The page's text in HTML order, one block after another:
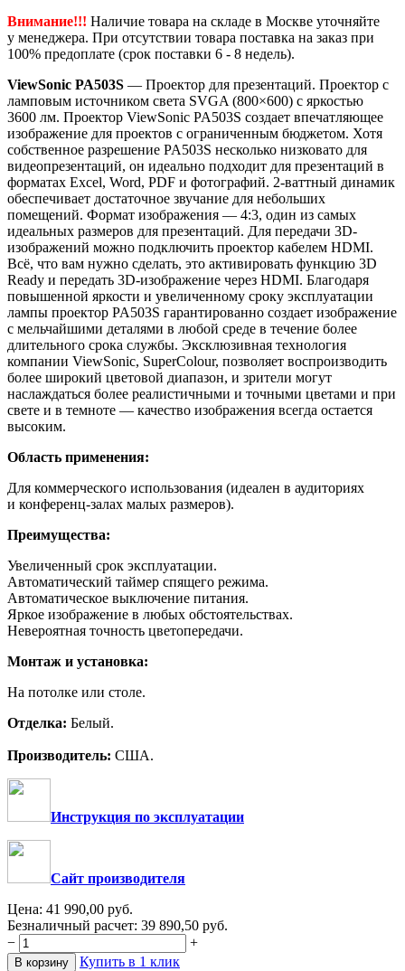
Внимание!!! Наличие товара на складе в Москве уточняйте
у менеджера. При отсутствии товара поставка на заказ при
100% предоплате (срок поставки 6 - 8 недель).
ViewSonic PA503S — Проектор для презентаций. Проектор с
ламповым источником света SVGA (800×600) с яркостью
3600 лм. Проектор ViewSonic PA503S создает впечатляющее
изображение для проектов с ограниченным бюджетом. Хотя
собственное разрешение PA503S несколько низковато для
видеопрезентаций, он идеально подходит для презентаций в
форматах Excel, Word, PDF и фотографий. 2-ваттный динамик
обеспечивает достаточное звучание для небольших
помещений. Формат изображения — 4:3, один из самых
идеальных размеров для презентаций. Для передачи 3D-
изображений можно подключить проектор кабелем HDMI.
Всё, что вам нужно сделать, это активировать функцию 3D
Ready и передать 3D-изображение через HDMI. Благодаря
повышенной яркости и увеличенному сроку эксплуатации
лампы проектор PA503S гарантированно создает изображение
с мельчайшими деталями в любой среде в течение более
длительного срока службы. Эксклюзивная технология
компании ViewSonic, SuperColour, позволяет воспроизводить
более широкий цветовой диапазон, и зрители могут
наслаждаться более реалистичными и точными цветами и при
свете и в темноте — качество изображения всегда остается
высоким.
Область применения:
Для коммерческого использования (идеален в аудиториях
и конференц-залах малых размеров).
Преимущества:
Увеличенный срок эксплуатации.
Автоматический таймер спящего режима.
Автоматическое выключение питания.
Яркое изображение в любых обстоятельствах.
Невероятная точность цветопередачи.
Монтаж и установка:
На потолке или столе.
Отделка: Белый.
Производитель: США.
Инструкция по эксплуатации
Сайт производителя
Цена: 41 990,00 руб.
Безналичный расчет: 39 890,50 руб.
−
+
В корзину
Купить в 1 клик